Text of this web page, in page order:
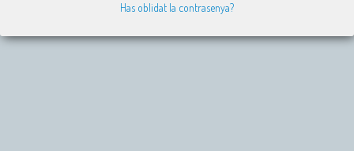
Has oblidat la contrasenya?